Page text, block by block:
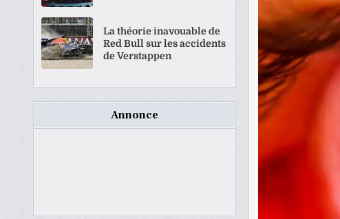
La théorie inavouable de
Red Bull sur les accidents
de Verstappen
Annonce